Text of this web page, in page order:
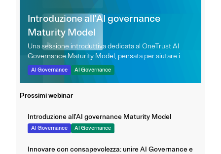
Introduzione all'AI governance
Maturity Model
Una sessione introduttiva dedicata al OneTrust AI
Governance Maturity Model, pensata per aiutare i
leader a valutare il proprio stato attuale, comprendere
le quattro fasi di maturità e capire come la
governance evolva da una compliance manuale a un
modello automatizzato e integrato lungo l’intero ciclo
AI Governance AI Governance
Prossimi webinar
Introduzione all'AI governance Maturity Model
AI Governance AI Governance
Innovare con consapevolezza: unire AI Governance e